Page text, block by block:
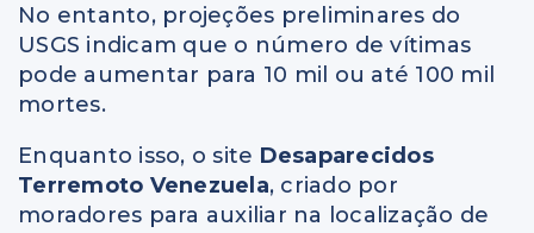
No entanto, projeções preliminares do
USGS indicam que o número de vítimas
pode aumentar para 10 mil ou até 100 mil
mortes.
Enquanto isso, o site Desaparecidos
Terremoto Venezuela, criado por
moradores para auxiliar na localização de